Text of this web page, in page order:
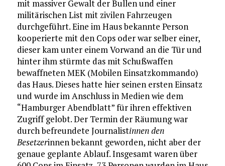
mit massiver Gewalt der Bullen und einer
militärischen List mit zivilen Fahrzeugen
durchgeführt. Eine im Haus bekannte Person
kooperierte mit den Cops oder war selber einer,
dieser kam unter einem Vorwand an die Tür und
hinter ihm stürmte das mit Schußwaffen
bewaffneten MEK (Mobilen Einsatzkommando)
das Haus. Dieses hatte hier seinen ersten Einsatz
und wurde im Anschluss in Medien wie dem
“Hamburger Abendblatt” für ihren effektiven
Zugriff gelobt. Der Termin der Räumung war
durch befreundete Journalistinnen den
Besetzerinnen bekannt geworden, nicht aber der
genaue geplante Ablauf. Insgesamt waren über